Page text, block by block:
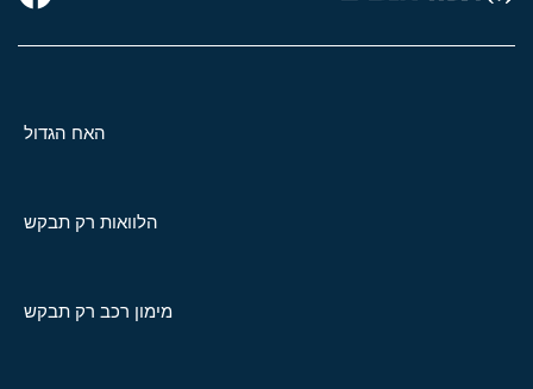
האח הגדול
הלוואות רק תבקש
מימון רכב רק תבקש